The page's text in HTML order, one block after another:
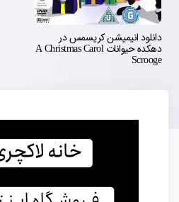
دانلود انیمیشن کریسمس در
دهکده حیوانات A Christmas Carol
Scrooge